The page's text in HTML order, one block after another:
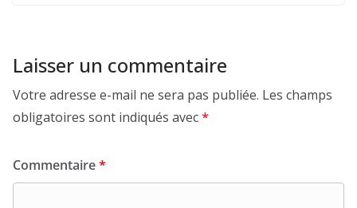
Laisser un commentaire
Votre adresse e-mail ne sera pas publiée. Les champs
obligatoires sont indiqués avec*
Commentaire*